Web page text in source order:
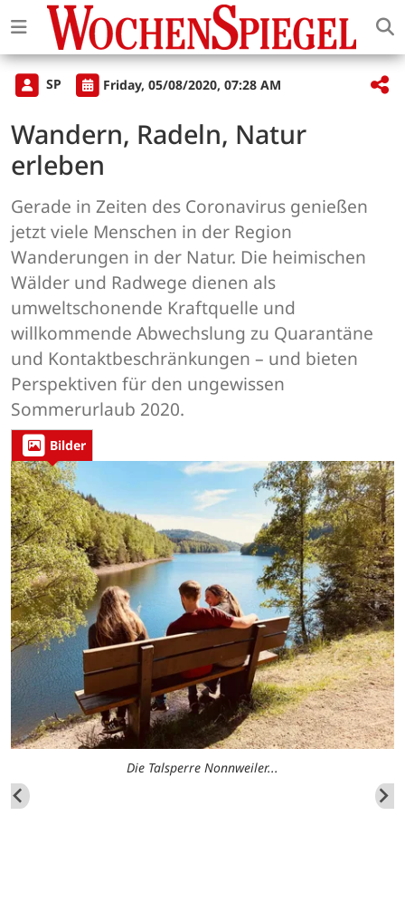
SP Friday, 05/08/2020, 07:28 AM
Wandern, Radeln, Natur
erleben
Gerade in Zeiten des Coronavirus genießen
jetzt viele Menschen in der Region
Wanderungen in der Natur. Die heimischen
Wälder und Radwege dienen als
umweltschonende Kraftquelle und
willkommende Abwechslung zu Quarantäne
und Kontaktbeschränkungen – und bieten
Perspektiven für den ungewissen
Sommerurlaub 2020.
Bilder
Die Talsperre Nonnweiler...